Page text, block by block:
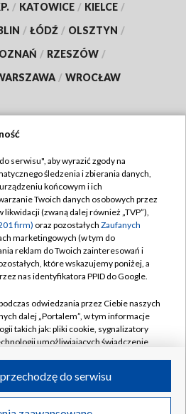
/ KATOWICE / KIELCE /
/ ŁÓDŹ / OLSZTYN /
/ RZESZÓW /
/ WROCŁAW
TVP
TVP
prywatności
Moje zgody
Pomoc
Kontakt
Kanały
Polska S.A. w likwidacji
serwisu", aby wyrazić zgody na
śledzenia i zbierania danych,
końcowym i ich
Twoich danych osobowych przez
likwidacji (zwaną dalej również „TVP”),
firm) oraz pozostałych Zaufanych
marketingowych (w tym do
reklam do Twoich zainteresowań i
które wskazujemy poniżej, a
nas identyfikatora PPID do Google.
odwiedzania przez Ciebie naszych
dalej „Portalem”, w tym informacje
takich jak: pliki cookie, sygnalizatory
umożliwiających świadczenie
odwiedzania przez Ciebie
do serwisu